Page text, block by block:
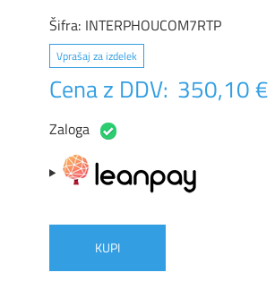
Šifra: INTERPHOUCOM7RTP
Vprašaj za izdelek
Cena z DDV: 350,10 €
Zaloga
KUPI